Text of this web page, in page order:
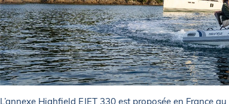
L’annexe Highfield EJET 330 est proposée en France au